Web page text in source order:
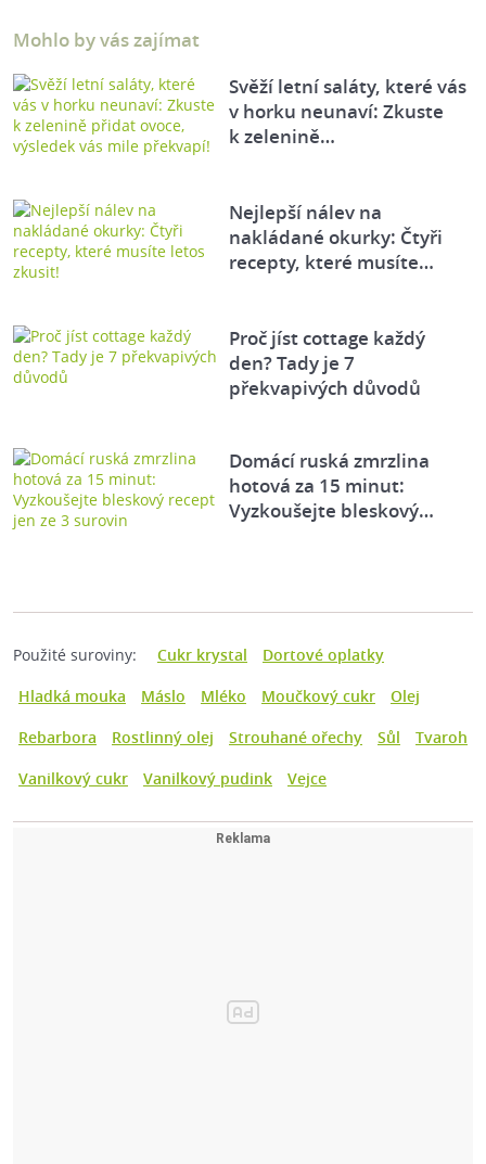
Mohlo by vás zajímat
Svěží letní saláty, které vás
v horku neunaví: Zkuste
k zelenině…
Nejlepší nálev na
nakládané okurky: Čtyři
recepty, které musíte…
Proč jíst cottage každý
den? Tady je 7
překvapivých důvodů
Domácí ruská zmrzlina
hotová za 15 minut:
Vyzkoušejte bleskový…
Použité suroviny: Cukr krystal
Dortové oplatky
Hladká mouka
Máslo Mléko Moučkový cukr
Olej
Rebarbora
Rostlinný olej Strouhané ořechy Sůl
Tvaroh
Vanilkový cukr
Vanilkový pudink Vejce